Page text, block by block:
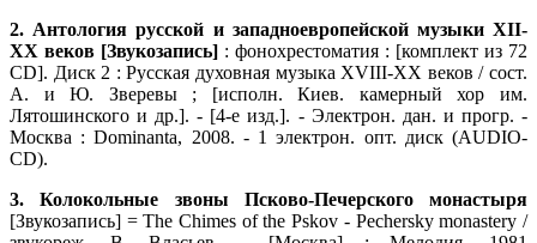
2. Антология русской и западноевропейской музыки XII-
XX веков [Звукозапись] : фонохрестоматия : [комплект из 72
CD]. Диск 2 : Русская духовная музыка XVIII-XX веков / сост.
А. и Ю. Зверевы ; [исполн. Киев. камерный хор им.
Лятошинского и др.]. - [4-е изд.]. - Электрон. дан. и прогр. -
Москва : Dominanta, 2008. - 1 электрон. опт. диск (AUDIO-
CD).
3. Колокольные звоны Псково-Печерского монастыря
[Звукозапись] = The Chimes of the Pskov - Pechersky monastery /